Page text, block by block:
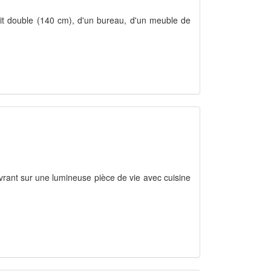
double (140 cm), d'un bureau, d'un meuble de
sur une lumineuse pièce de vie avec cuisine